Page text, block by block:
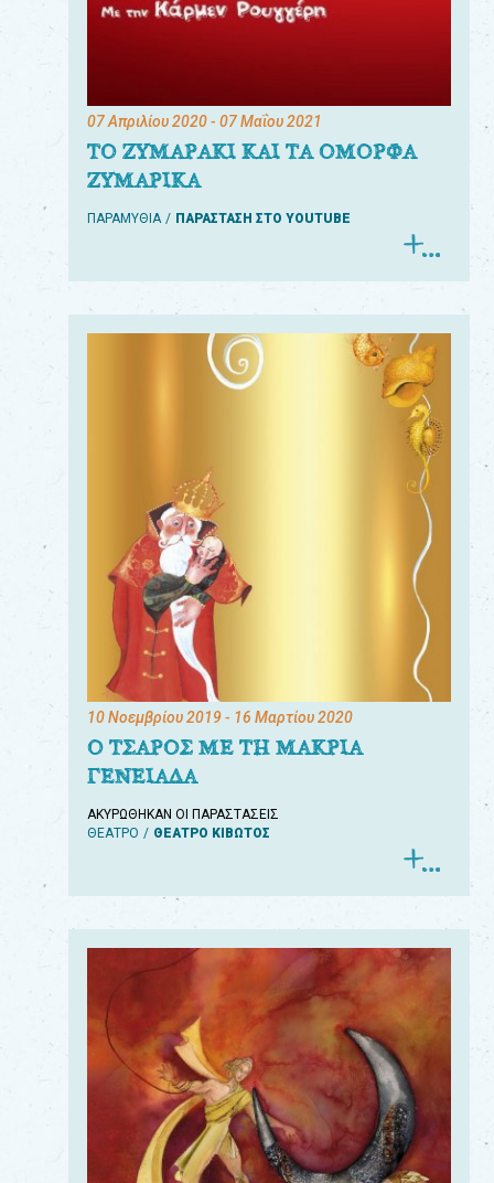
07 Απριλίου 2020- 07 Μαΐου 2021
ΤΟ ΖΥΜΑΡΑΚΙ ΚΑΙ ΤΑ ΟΜΟΡΦΑ
ΖΥΜΑΡΙΚΑ
ΠΑΡΑΜΥΘΙΑ ΠΑΡΑΣΤΑΣΗ ΣΤΟ YOUTUBE
10 Νοεμβρίου 2019- 16 Μαρτίου 2020
Ο ΤΣΑΡΟΣ ΜΕ ΤΗ ΜΑΚΡΙΑ
ΓΕΝΕΙΑΔΑ
ΑΚΥΡΩΘΗΚΑΝ ΟΙ ΠΑΡΑΣΤΑΣΕΙΣ
ΘΕΑΤΡΟ
ΘΕΑΤΡΟ ΚΙΒΩΤΟΣ